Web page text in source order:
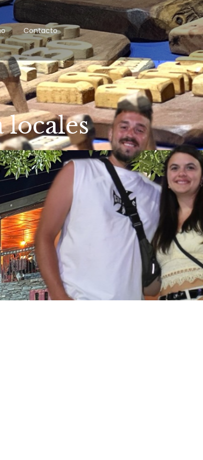
Contacto
locales